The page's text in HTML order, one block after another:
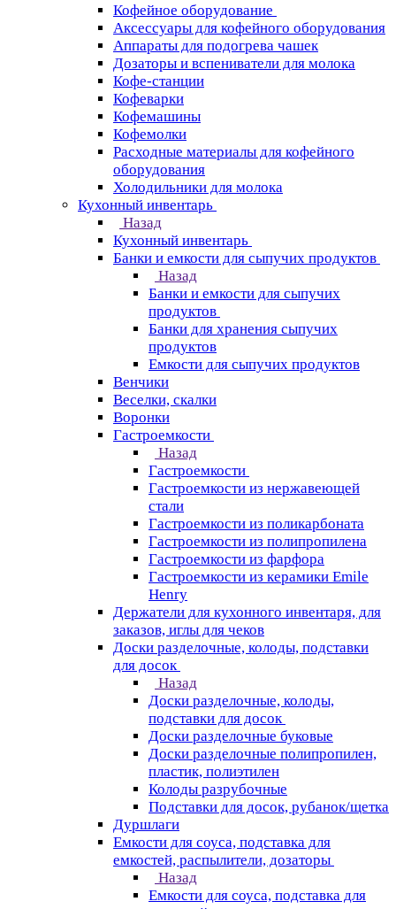
Кофейное оборудование
Аксессуары для кофейного оборудования
Аппараты для подогрева чашек
Дозаторы и вспениватели для молока
Кофе-станции
Кофеварки
Кофемашины
Кофемолки
Расходные материалы для кофейного
оборудования
Холодильники для молока
Кухонный инвентарь
Назад
Кухонный инвентарь
Банки и емкости для сыпучих продуктов
Назад
Банки и емкости для сыпучих
продуктов
Банки для хранения сыпучих
продуктов
Емкости для сыпучих продуктов
Венчики
Веселки, скалки
Воронки
Гастроемкости
Назад
Гастроемкости
Гастроемкости из нержавеющей
стали
Гастроемкости из поликарбоната
Гастроемкости из полипропилена
Гастроемкости из фарфора
Гастроемкости из керамики Emile
Henry
Держатели для кухонного инвентаря, для
заказов, иглы для чеков
Доски разделочные, колоды, подставки
для досок
Назад
Доски разделочные, колоды,
подставки для досок
Доски разделочные буковые
Доски разделочные полипропилен,
пластик, полиэтилен
Колоды разрубочные
Подставки для досок, рубанок/щетка
Дуршлаги
Емкости для соуса, подставка для
емкостей, распылители, дозаторы
Назад
Емкости для соуса, подставка для